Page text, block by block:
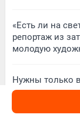
«Есть ли на
репортаж из
молодую
Нужны только
Екатеринбурга